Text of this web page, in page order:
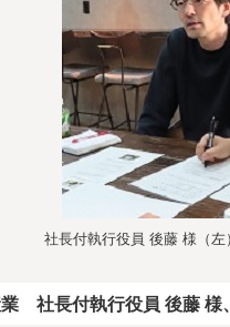
社長付執行役員 後藤 様（
社長付執行役員 後藤 様